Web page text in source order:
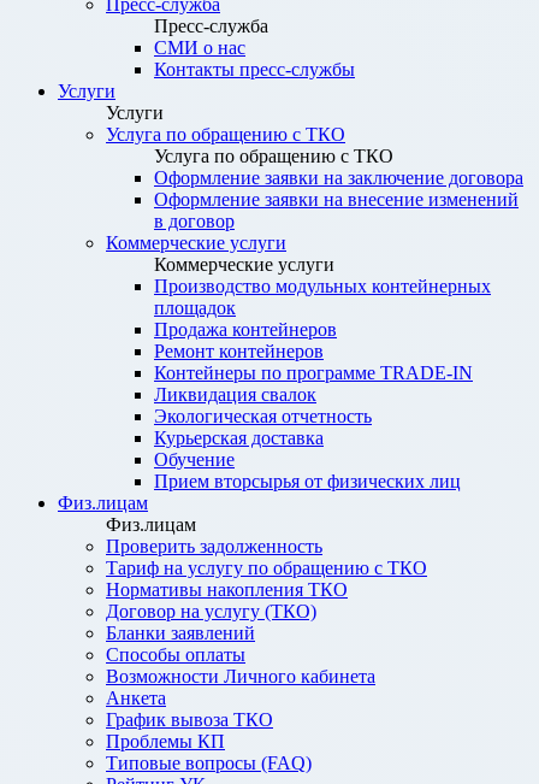
Пресс-служба
Пресс-служба
СМИ о нас
Контакты пресс-службы
Услуги
Услуги
Услуга по обращению с ТКО
Услуга по обращению с ТКО
Оформление заявки на заключение договора
Оформление заявки на внесение изменений
в договор
Коммерческие услуги
Коммерческие услуги
Производство модульных контейнерных
площадок
Продажа контейнеров
Ремонт контейнеров
Контейнеры по программе TRADE-IN
Ликвидация свалок
Экологическая отчетность
Курьерская доставка
Обучение
Прием вторсырья от физических лиц
Физ.лицам
Физ.лицам
Проверить задолженность
Тариф на услугу по обращению с ТКО
Нормативы накопления ТКО
Договор на услугу (ТКО)
Бланки заявлений
Способы оплаты
Возможности Личного кабинета
Анкета
График вывоза ТКО
Проблемы КП
Типовые вопросы (FAQ)